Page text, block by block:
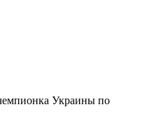
Украины по